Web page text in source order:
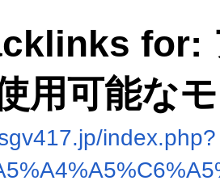
for:
用可能な
index.php?